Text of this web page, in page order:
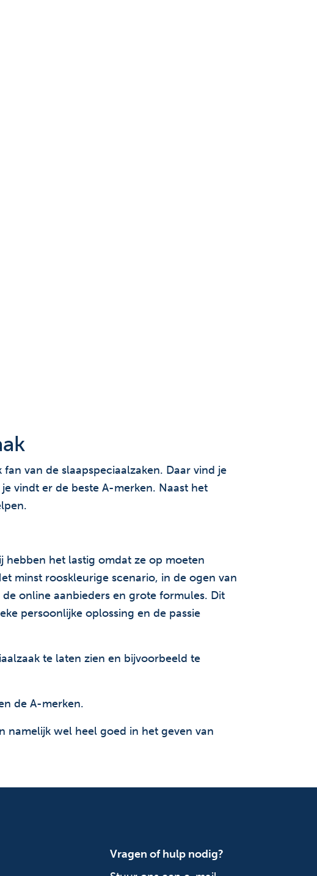
van de slaapspeciaalzaken. Daar vind je
vindt er de beste A-merken. Naast het
hebben het lastig omdat ze op moeten
minst rooskleurige scenario, in de ogen van
online aanbieders en grote formules. Dit
persoonlijke oplossing en de passie
te laten zien en bijvoorbeeld te
de A-merken.
namelijk wel heel goed in het geven van
Vragen of hulp nodig?